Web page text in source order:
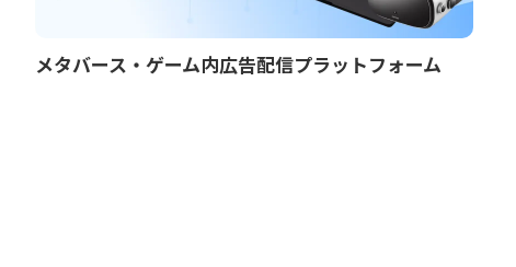
メタバース・ゲーム内広告配信プラットフォーム